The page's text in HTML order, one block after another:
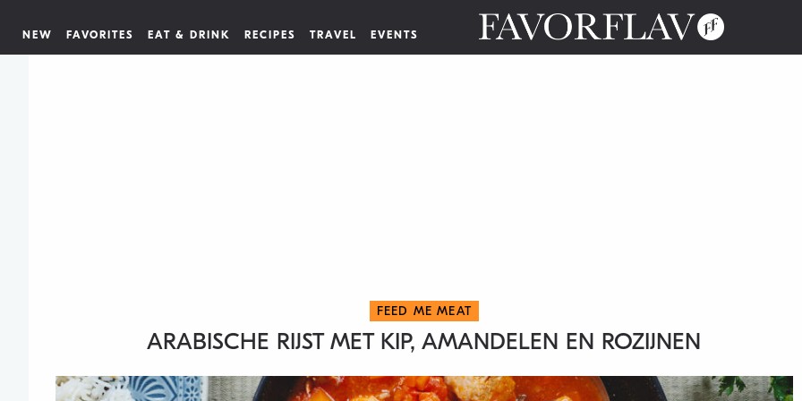
NEW FAVORITES EAT & DRINK RECIPES TRAVEL EVENTS
FEED ME MEAT
ARABISCHE RIJST MET KIP, AMANDELEN EN ROZIJNEN